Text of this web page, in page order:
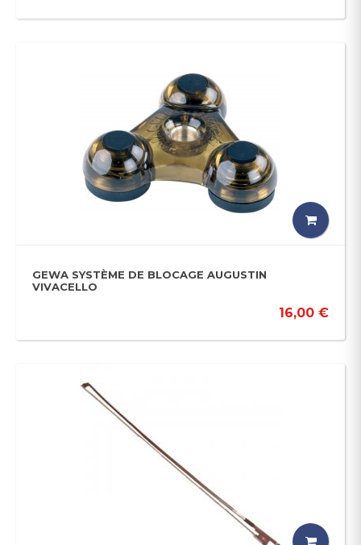
GEWA SYSTÈME DE BLOCAGE AUGUSTIN
VIVACELLO
16,00 €